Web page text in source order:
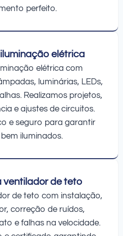
perfeito.
elétrica
elétrica com
luminárias, LEDs,
Realizamos projetos,
e ajustes de circuitos.
e seguro para garantir
iluminados.
ventilador de teto
de teto com instalação,
correção de ruídos,
e falhas na velocidade.